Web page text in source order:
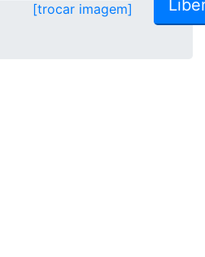
[trocar imagem]